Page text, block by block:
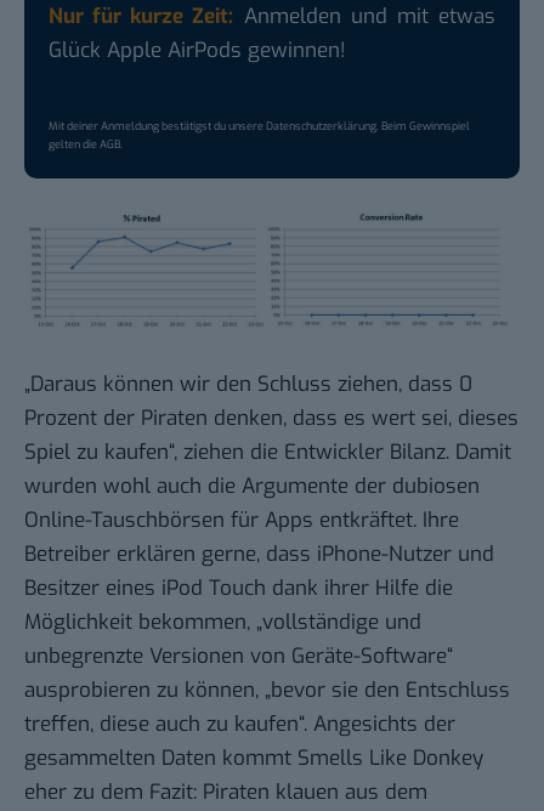
Nur für kurze Zeit: Anmelden und mit etwas
Glück Apple AirPods gewinnen!
Mit deiner Anmeldung bestätigst du unsereDatenschutzerklärung. Beim Gewinnspiel
gelten dieAGB.
„Daraus können wir den Schluss ziehen, dass 0
Prozent der Piraten denken, dass es wert sei, dieses
Spiel zu kaufen“, ziehen die Entwickler Bilanz. Damit
wurden wohl auch die Argumente der dubiosen
Online-Tauschbörsen für Apps entkräftet. Ihre
Betreiber erklären gerne, dass iPhone-Nutzer und
Besitzer eines iPod Touch dank ihrer Hilfe die
Möglichkeit bekommen, „vollständige und
unbegrenzte Versionen von Geräte-Software“
ausprobieren zu können, „bevor sie den Entschluss
treffen, diese auch zu kaufen“. Angesichts der
gesammelten Daten kommt Smells Like Donkey
eher zu dem Fazit: Piraten klauen aus dem